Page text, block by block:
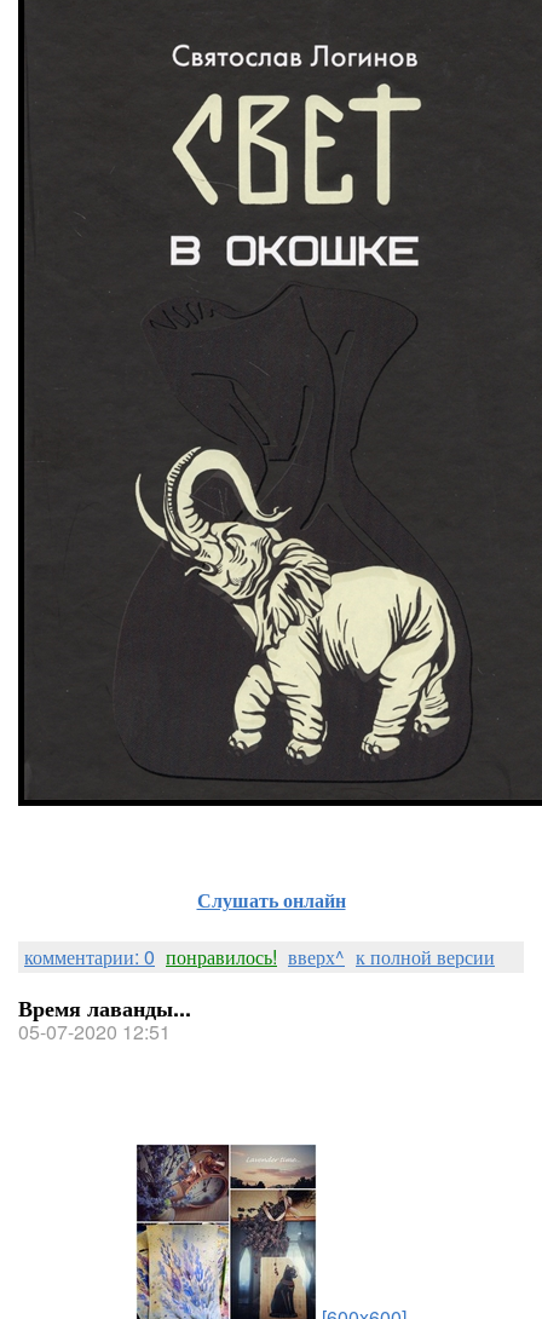
Слушать онлайн
комментарии: 0 понравилось! вверх^ к полной версии
Время лаванды...
05-07-2020 12:51